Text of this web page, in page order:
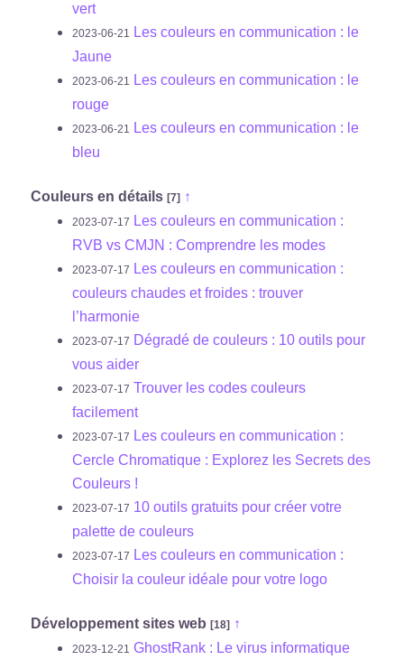
vert
2023-06-21
Les couleurs en communication : le
Jaune
2023-06-21
Les couleurs en communication : le
rouge
2023-06-21
Les couleurs en communication : le
bleu
Couleurs en détails [7] ↑
2023-07-17 Les couleurs en communication :
RVB vs CMJN : Comprendre les modes
2023-07-17 Les couleurs en communication :
couleurs chaudes et froides : trouver
l’harmonie
2023-07-17 Dégradé de couleurs : 10 outils pour
vous aider
2023-07-17 Trouver les codes couleurs
facilement
2023-07-17 Les couleurs en communication :
Cercle Chromatique : Explorez les Secrets des
Couleurs !
2023-07-17 10 outils gratuits pour créer votre
palette de couleurs
2023-07-17 Les couleurs en communication :
Choisir la couleur idéale pour votre logo
Développement sites web [18] ↑
2023-12-21 GhostRank : Le virus informatique